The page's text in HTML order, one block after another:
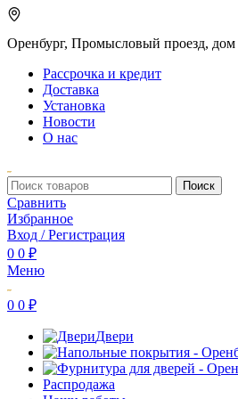
Оренбург, Промысловый проезд,
Рассрочка и кредит
Доставка
Установка
Новости
О нас
Поиск
Сравнить
Избранное
Вход / Регистрация
0 0 ₽
Меню
0 0 ₽
Двери
Распродажа